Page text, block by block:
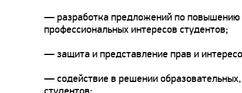
— разработка предложений по повышению
профессиональных интересов студентов;
— защита и представление прав и
— содействие в решении